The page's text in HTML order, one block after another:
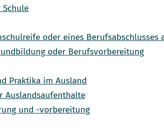
oder eines Berufsabschlusses
oder Berufsvorbereitung
Praktika im Ausland
Auslandsaufenthalte
und -vorbereitung